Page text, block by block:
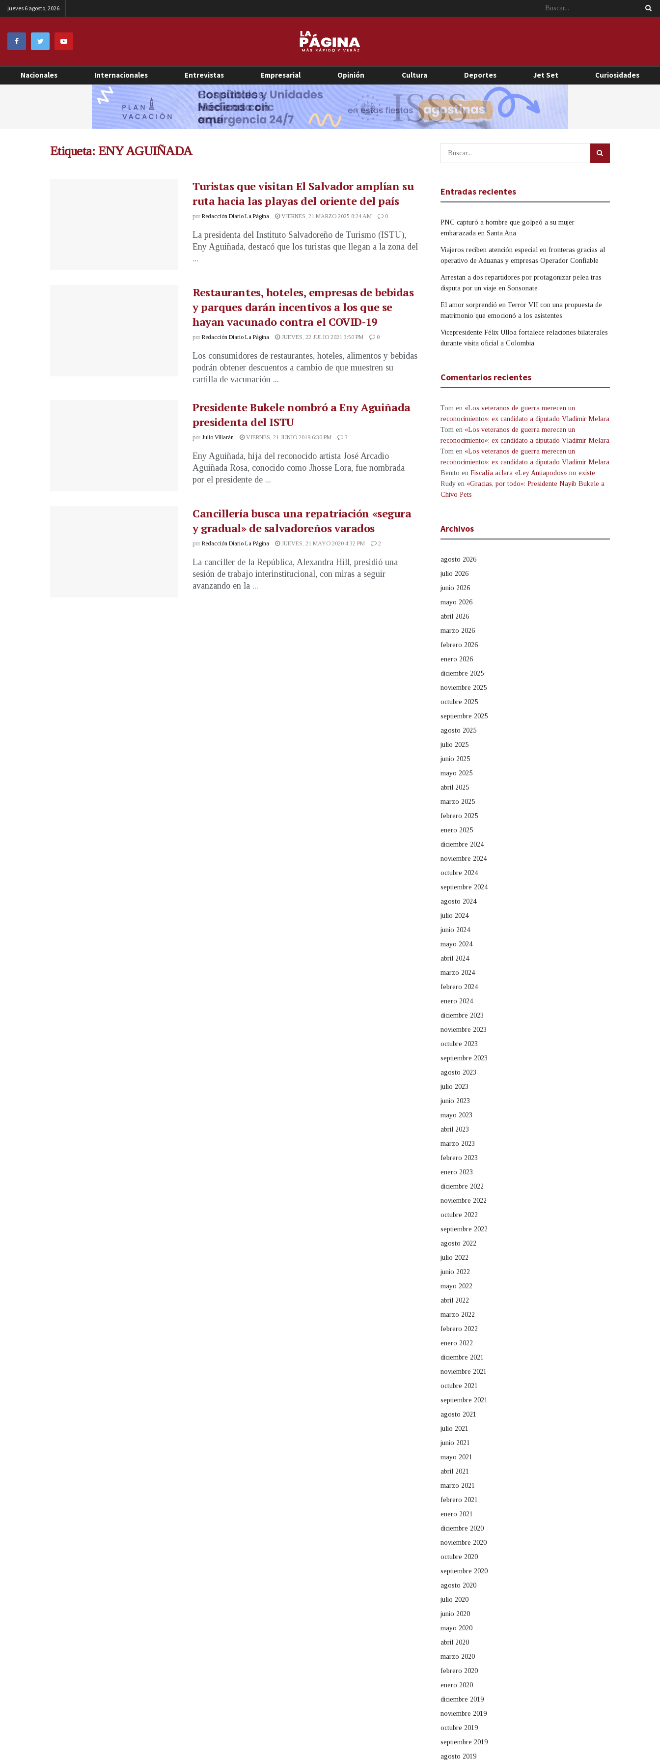
jueves 6 agosto, 2026
Nacionales Internacionales Entrevistas Empresarial Opinión Cultura Deportes Jet Set Curiosidades
Etiqueta: ENY AGUIÑADA
Turistas que visitan El Salvador amplían su
ruta hacia las playas del oriente del país
por Redacción Diario La Página VIERNES, 21 MARZO 2025 8:24 AM 0
La presidenta del Instituto Salvadoreño de Turismo (ISTU),
Eny Aguiñada, destacó que los turistas que llegan a la zona del
...
Restaurantes, hoteles, empresas de bebidas
y parques darán incentivos a los que se
hayan vacunado contra el COVID-19
por Redacción Diario La Página JUEVES, 22 JULIO 2021 3:50 PM 0
Los consumidores de restaurantes, hoteles, alimentos y bebidas
podrán obtener descuentos a cambio de que muestren su
cartilla de vacunación ...
Presidente Bukele nombró a Eny Aguiñada
presidenta del ISTU
por Julio Villarán VIERNES, 21 JUNIO 2019 6:30 PM 3
Eny Aguiñada, hija del reconocido artista José Arcadio
Aguiñada Rosa, conocido como Jhosse Lora, fue nombrada
por el presidente de ...
Cancillería busca una repatriación «segura
y gradual» de salvadoreños varados
por Redacción Diario La Página JUEVES, 21 MAYO 2020 4:32 PM 2
La canciller de la República, Alexandra Hill, presidió una
sesión de trabajo interinstitucional, con miras a seguir
avanzando en la ...
Entradas recientes
PNC capturó a hombre que golpeó a su mujer
embarazada en Santa Ana
Viajeros reciben atención especial en fronteras gracias al
operativo de Aduanas y empresas Operador Confiable
Arrestan a dos repartidores por protagonizar pelea tras
disputa por un viaje en Sonsonate
El amor sorprendió en Terror VII con una propuesta de
matrimonio que emocionó a los asistentes
Vicepresidente Félix Ulloa fortalece relaciones bilaterales
durante visita oficial a Colombia
Comentarios recientes
Tom en «Los veteranos de guerra merecen un
reconocimiento»: ex candidato a diputado Vladimir Melara
Tom en «Los veteranos de guerra merecen un
reconocimiento»: ex candidato a diputado Vladimir Melara
Tom en «Los veteranos de guerra merecen un
reconocimiento»: ex candidato a diputado Vladimir Melara
Benito en Fiscalía aclara «Ley Antiapodos» no existe
Rudy en «Gracias, por todo»: Presidente Nayib Bukele a
Chivo Pets
Archivos
agosto 2026
julio 2026
junio 2026
mayo 2026
abril 2026
marzo 2026
febrero 2026
enero 2026
diciembre 2025
noviembre 2025
octubre 2025
septiembre 2025
agosto 2025
julio 2025
junio 2025
mayo 2025
abril 2025
marzo 2025
febrero 2025
enero 2025
diciembre 2024
noviembre 2024
octubre 2024
septiembre 2024
agosto 2024
julio 2024
junio 2024
mayo 2024
abril 2024
marzo 2024
febrero 2024
enero 2024
diciembre 2023
noviembre 2023
octubre 2023
septiembre 2023
agosto 2023
julio 2023
junio 2023
mayo 2023
abril 2023
marzo 2023
febrero 2023
enero 2023
diciembre 2022
noviembre 2022
octubre 2022
septiembre 2022
agosto 2022
julio 2022
junio 2022
mayo 2022
abril 2022
marzo 2022
febrero 2022
enero 2022
diciembre 2021
noviembre 2021
octubre 2021
septiembre 2021
agosto 2021
julio 2021
junio 2021
mayo 2021
abril 2021
marzo 2021
febrero 2021
enero 2021
diciembre 2020
noviembre 2020
octubre 2020
septiembre 2020
agosto 2020
julio 2020
junio 2020
mayo 2020
abril 2020
marzo 2020
febrero 2020
enero 2020
diciembre 2019
noviembre 2019
octubre 2019
septiembre 2019
agosto 2019